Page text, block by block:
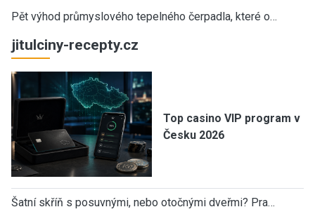
Pět výhod průmyslového tepelného čerpadla, které o…
jitulciny-recepty.cz
Top casino VIP program v
Česku 2026
Šatní skříň s posuvnými, nebo otočnými dveřmi? Pra…